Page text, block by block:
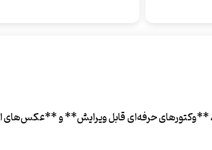
حرفه‌ای قابل ویرایش** و **عکس‌های